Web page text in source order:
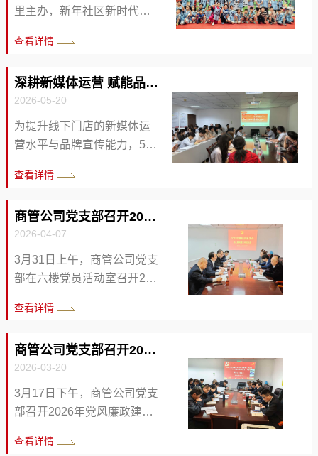
付出，更得益于...
名投票方式，过程规范公正。大会成功选举产生...
里主办，新年社区新时代文
家、星光爱心小屋、徽喜鹊
位联合指导的“燃动夏日，爱
心同行”暑期公益主题活动，
在商之都新年里顺利举行。
本次活动将趣味体育赛事、
合，以社会公益力量赋能青
味足球+爱心义卖，温情传递
向善大爱 活动现场氛围热
烈、活力满满。在专业志愿
者与教练的引导下，普通少
契配合，共同参与趣味颠球
初的些许拘谨，在一次次互
动协作中慢慢放松...
查看详情
深耕新媒体运营 赋能品牌宣传——商管公司开展抖音本地生...
2026-05-20
为提升线下门店的新媒体运
营水平与品牌宣传能力，5月
新科技专业讲师王佳睿、周
活运营专项培训。徽商集团
党委宣传部相关负责人、商
管公司总经理李治韬、总部
经营发展中心经理武军到场
工、优山美地、新年里、中
邻里项目工作人员、商户代
表共同参训。 本次培训紧密
结合实体门店经营实际，系
统讲解了抖音本地生活的运
技巧、账号日常运维、流量
查看详情
商管公司党支部召开2025年度组织生活会
2026-04-07
3月31日上午，商管公司党支
部在六楼党员活动室召开202
务总监李志斌率督导组到会
总经理，商管公司党支部书
记、董事程晓曦主持会议，
支部支委班子成员参会。 会
议首先通报了商管公司党支
前征求意见情况及上一次组
查看详情
商管公司党支部召开2026年党风廉政建设和反腐败工作会...
2026-03-20
3月17日下午，商管公司党支
部召开2026年党风廉政建设
集体廉洁谈话暨党员大会。
查看详情